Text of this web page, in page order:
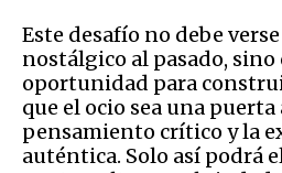
Este desafío no debe
nostálgico al pasado, sino
oportunidad para
que el ocio sea una
pensamiento crítico y la
auténtica. Solo así podrá